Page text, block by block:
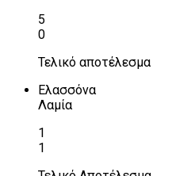
5
0
Τελικό αποτέλεσμα
Ελασσόνα
Λαμία
1
1